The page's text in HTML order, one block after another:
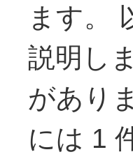
ます。
説明し
があり
には 1